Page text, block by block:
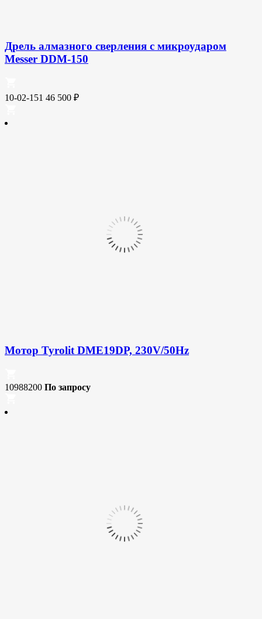
Дрель алмазного сверления с микроударом
Messer DDM-150
10-02-151 46 500 ₽
Мотор Tyrolit DME19DP, 230V/50Hz
10988200 По запросу